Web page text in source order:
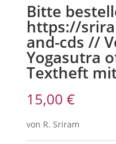
Bitte
https://
and-cds //
Yogasutra
Textheft
15,00 €
von R. Sriram